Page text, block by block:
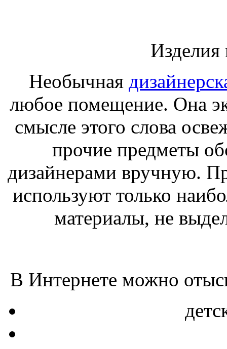
Изделия
Необычная
любое помещение. Она
смысле этого слова
прочие предметы
дизайнерами вручную.
используют только
материалы, не
В Интернете можно